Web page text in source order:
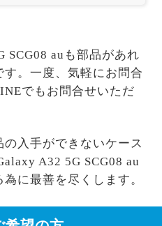
SCG08 auも部品があれ
。一度、気軽にお問合
でもお問合せいただ
入手ができないケース
A32 5G SCG08 au
に最善を尽くします。